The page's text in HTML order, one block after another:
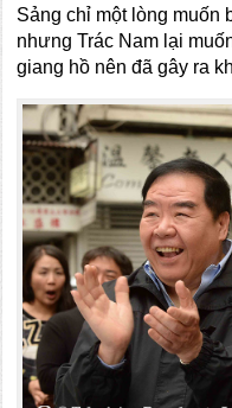
Sảng chỉ một lòng muốn
nhưng Trác Nam lại
giang hồ nên đã gây ra